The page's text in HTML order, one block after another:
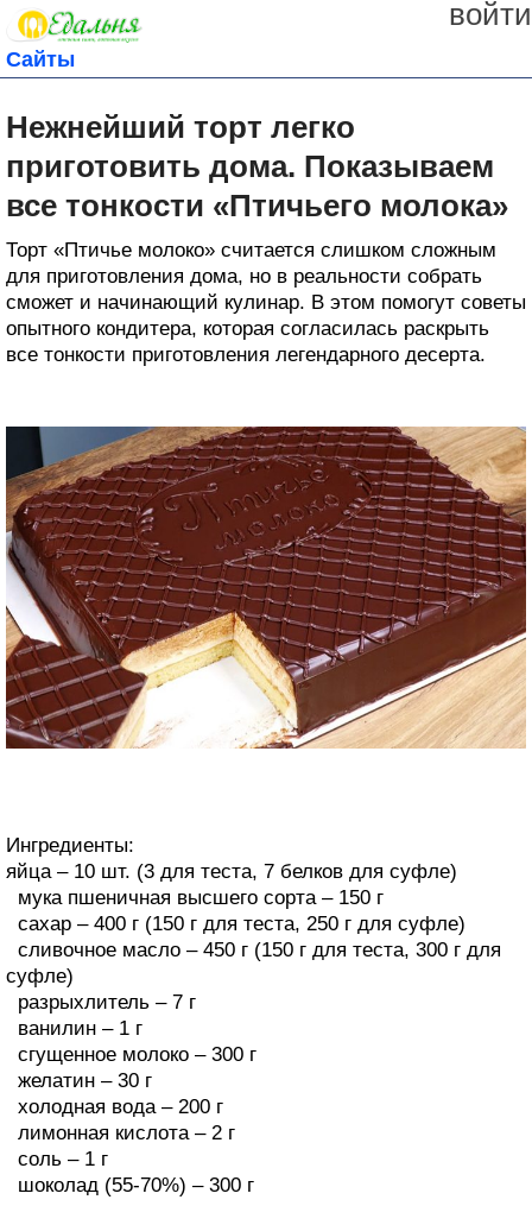
войти
Сайты
Нежнейший торт легко
приготовить дома. Показываем
все тонкости «Птичьего молока»
Торт «Птичье молоко» считается слишком сложным
для приготовления дома, но в реальности собрать
сможет и начинающий кулинар. В этом помогут советы
опытного кондитера, которая согласилась раскрыть
все тонкости приготовления легендарного десерта.
Ингредиенты:
яйца – 10 шт. (3 для теста, 7 белков для суфле)
мука пшеничная высшего сорта – 150 г
сахар – 400 г (150 г для теста, 250 г для суфле)
сливочное масло – 450 г (150 г для теста, 300 г для
суфле)
разрыхлитель – 7 г
ванилин – 1 г
сгущенное молоко – 300 г
желатин – 30 г
холодная вода – 200 г
лимонная кислота – 2 г
соль – 1 г
шоколад (55-70%) – 300 г